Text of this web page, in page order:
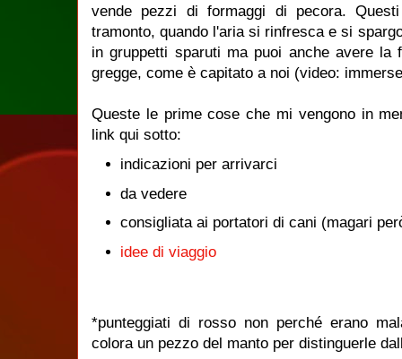
vende pezzi di formaggi di pecora.
tramonto, quando l'aria si rinfresca e si
in gruppetti sparuti ma puoi anche avere la
gregge, come è capitato a noi (video:
Queste le prime cose che mi vengono in
link qui sotto:
indicazioni per arrivarci
da vedere
consigliata ai portatori di cani (magari
idee di viaggio
*punteggiati di rosso non perché erano
colora un pezzo del manto per distinguerle